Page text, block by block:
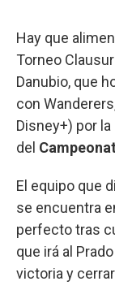
Hay que
Torneo
Danubio, que
con
Disney+) por
del
El equipo que
se encuentra
perfecto tras
que irá al
victoria y